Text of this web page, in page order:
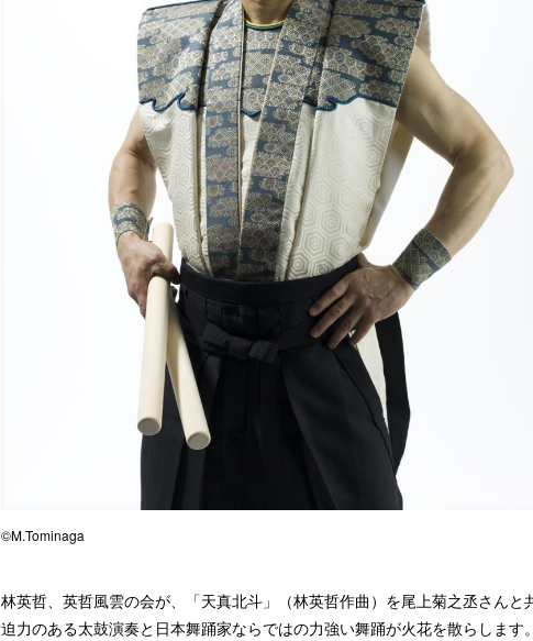
©M.Tominaga
林英哲、英哲風雲の会が、「天真北斗」（林英哲作曲）を尾上菊之丞さんと
迫力のある太鼓演奏と日本舞踊家ならではの力強い舞踊が火花を散らします。